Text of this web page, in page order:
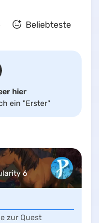
Beliebteste
hier
ein "Erster"
6
zur Quest